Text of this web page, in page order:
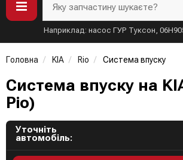
Яку запчастину шукаєте?
Наприклад: насос ГУР Туксон,
Головна KIA Rio Система впуску
Система впуску на
Ріо)
Уточніть
автомобіль: